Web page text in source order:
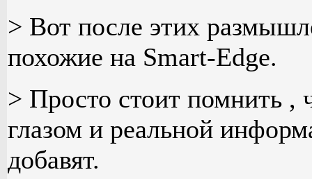
> Вот после этих
похожие на Smart-Edge.
> Просто стоит помнить ,
глазом и реальной
добавят.